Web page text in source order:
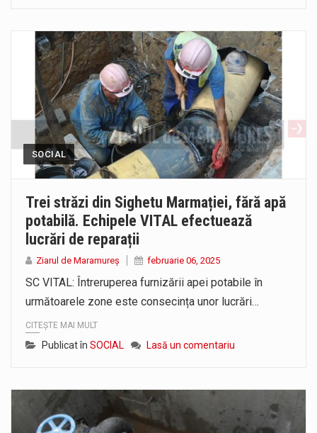
SOCIAL
Trei străzi din Sighetu Marmației, fără apă
potabilă. Echipele VITAL efectuează
lucrări de reparații
Ziarul de Maramureș februarie 06, 2025
SC VITAL: Întreruperea furnizării apei potabile în
următoarele zone este consecința unor lucrări…
CITEȘTE MAI MULT
Publicat în SOCIAL Lasă un comentariu